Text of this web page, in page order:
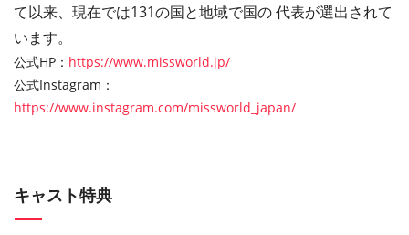
て以来、現在では131の国と地域で国の 代表が選出されて
います。
公式HP： https://www.missworld.jp/
公式Instagram：
https://www.instagram.com/missworld_japan/
キャスト特典